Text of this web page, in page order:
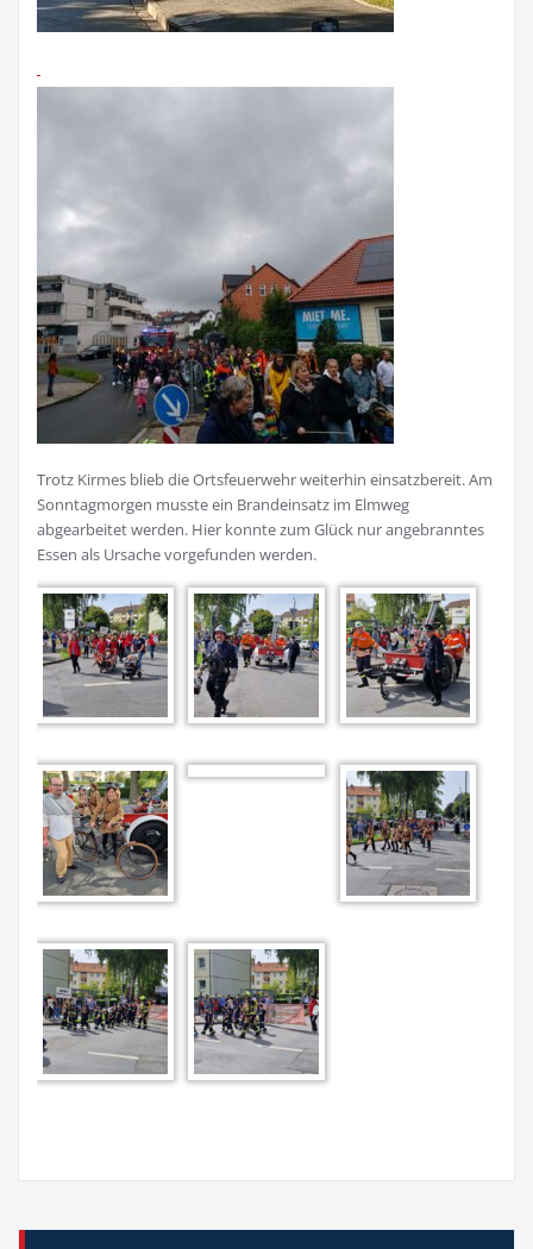
Trotz Kirmes blieb die Ortsfeuerwehr weiterhin einsatzbereit. Am
Sonntagmorgen musste ein Brandeinsatz im Elmweg
abgearbeitet werden. Hier konnte zum Glück nur angebranntes
Essen als Ursache vorgefunden werden.